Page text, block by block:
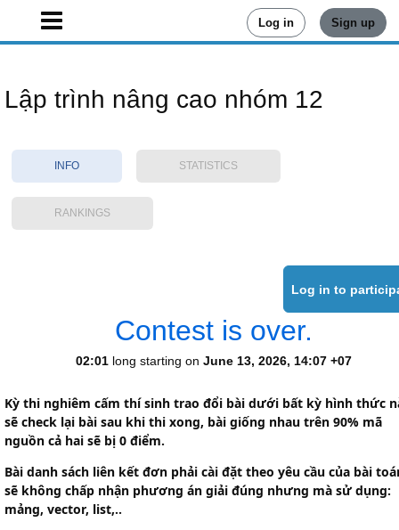
Log in Sign up
Lập trình nâng cao nhóm 12
INFO STATISTICS
RANKINGS
Contest is over.
02:01 long starting on June 13, 2026, 14:07 +07
Kỳ thi nghiêm cấm thí sinh trao đổi bài dưới bất kỳ hình thức
sẽ check lại bài sau khi thi xong, bài giống nhau trên 90% mã
nguồn cả hai sẽ bị 0 điểm.
Bài danh sách liên kết đơn phải cài đặt theo yêu cầu của bài
sẽ không chấp nhận phương án giải đúng nhưng mà sử dụng:
mảng, vector, list,..